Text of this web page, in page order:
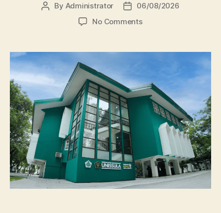
Post
By Administrator
Post
date
06/08/2026
No Commentson
Terpilih
Rumah
KPDI
XIX
Tahun
2028